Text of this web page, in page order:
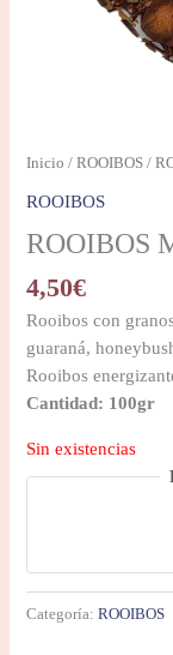
Inicio /ROOIBOS /
ROOIBOS
ROOIBOS
4,50€
Rooibos con
guaraná,
Rooibos
Cantidad: 100gr
Sin existencias
Categoría:ROOIBOS